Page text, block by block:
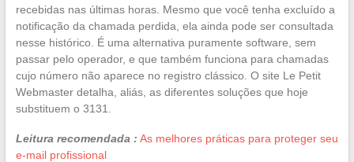
recebidas nas últimas horas. Mesmo que você tenha excluído a
notificação da chamada perdida, ela ainda pode ser consultada
nesse histórico. É uma alternativa puramente software, sem
passar pelo operador, e que também funciona para chamadas
cujo número não aparece no registro clássico. O site Le Petit
Webmaster detalha, aliás, as diferentes soluções que hoje
substituem o 3131.
Leitura recomendada : As melhores práticas para proteger seu
e-mail profissional